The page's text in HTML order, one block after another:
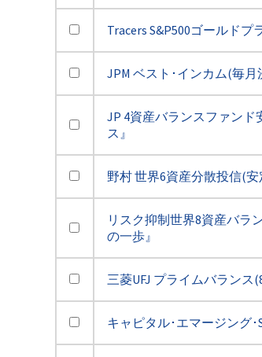
Tracers S&P500ゴールドプ
JPM ベスト･インカム(毎月
JP 4資産バランスファンド
ス』
野村 世界6資産分散投信(
リスク抑制世界8資産バラ
の一歩』
三菱UFJ プライムバランス
キャピタル･エマージング